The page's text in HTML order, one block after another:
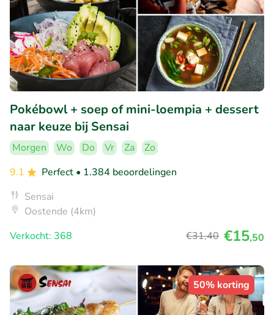
Pokébowl + soep of mini-loempia + dessert
naar keuze bij Sensai
Morgen Wo Do Vr Za
Zo
9.1
Perfect • 1.384 beoordelingen
Sensai
Oostende (4km)
Verkocht: 368
€31,40 €15,50
50% korting